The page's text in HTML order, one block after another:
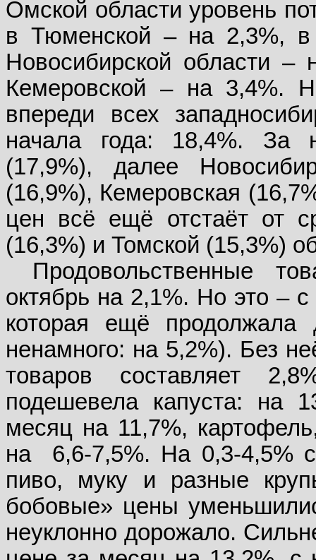
Омской области уровень
в Тюменской – на 2,3%,
Новосибирской области
Кемеровской – на 3,4%.
впереди всех
начала года: 18,4%. За
(17,9%), далее
(16,9%), Кемеровская
цен всё ещё отстаёт от
(16,3%) и Томской (15,3%)
Продовольственные
октябрь на 2,1%. Но это –
которая ещё продолжала
ненамного: на 5,2%). Без
товаров составляет
подешевела капуста: на
месяц на 11,7%,
на
6,6-7,5%. На 0,3-4,5%
пиво, муку и разные
бобовые» цены
неуклонно дорожало.